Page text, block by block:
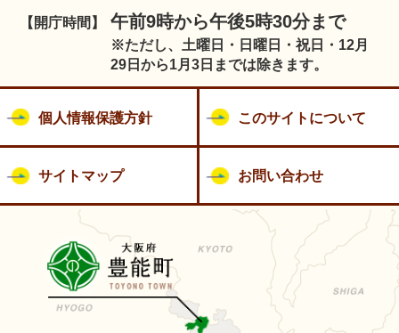
【開庁時間】 午前9時から午後5時30分まで
※ただし、土曜日・日曜日・祝日・12月
29日から1月3日までは除きます。
個人情報保護方針 このサイトについて
サイトマップ お問い合わせ